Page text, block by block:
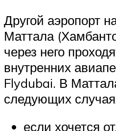
Другой аэропорт
Маттала
через него
внутренних
Flydubai. В
следующих
если хочется